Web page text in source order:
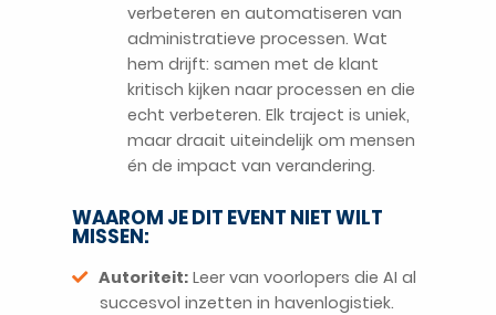
verbeteren en automatiseren van
administratieve processen. Wat
hem drijft: samen met de klant
kritisch kijken naar processen en die
echt verbeteren. Elk traject is uniek,
maar draait uiteindelijk om mensen
én de impact van verandering.
WAAROM JE DIT EVENT NIET WILT
MISSEN:
Autoriteit: Leer van voorlopers die AI al
succesvol inzetten in havenlogistiek.